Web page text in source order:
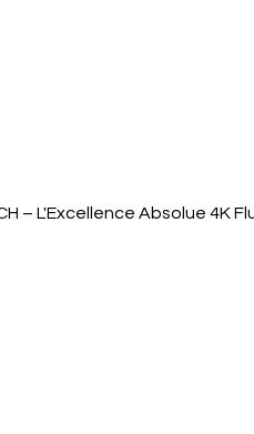
– L'Excellence Absolue 4K